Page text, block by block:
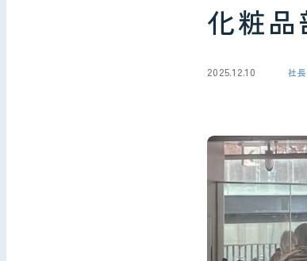
化粧
2025.12.10 社